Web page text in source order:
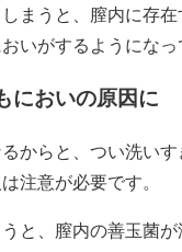
まうと、膣内に存
いがするようになっ
においの原因に
からと、つい洗い
注意が必要です。
と、膣内の善玉菌